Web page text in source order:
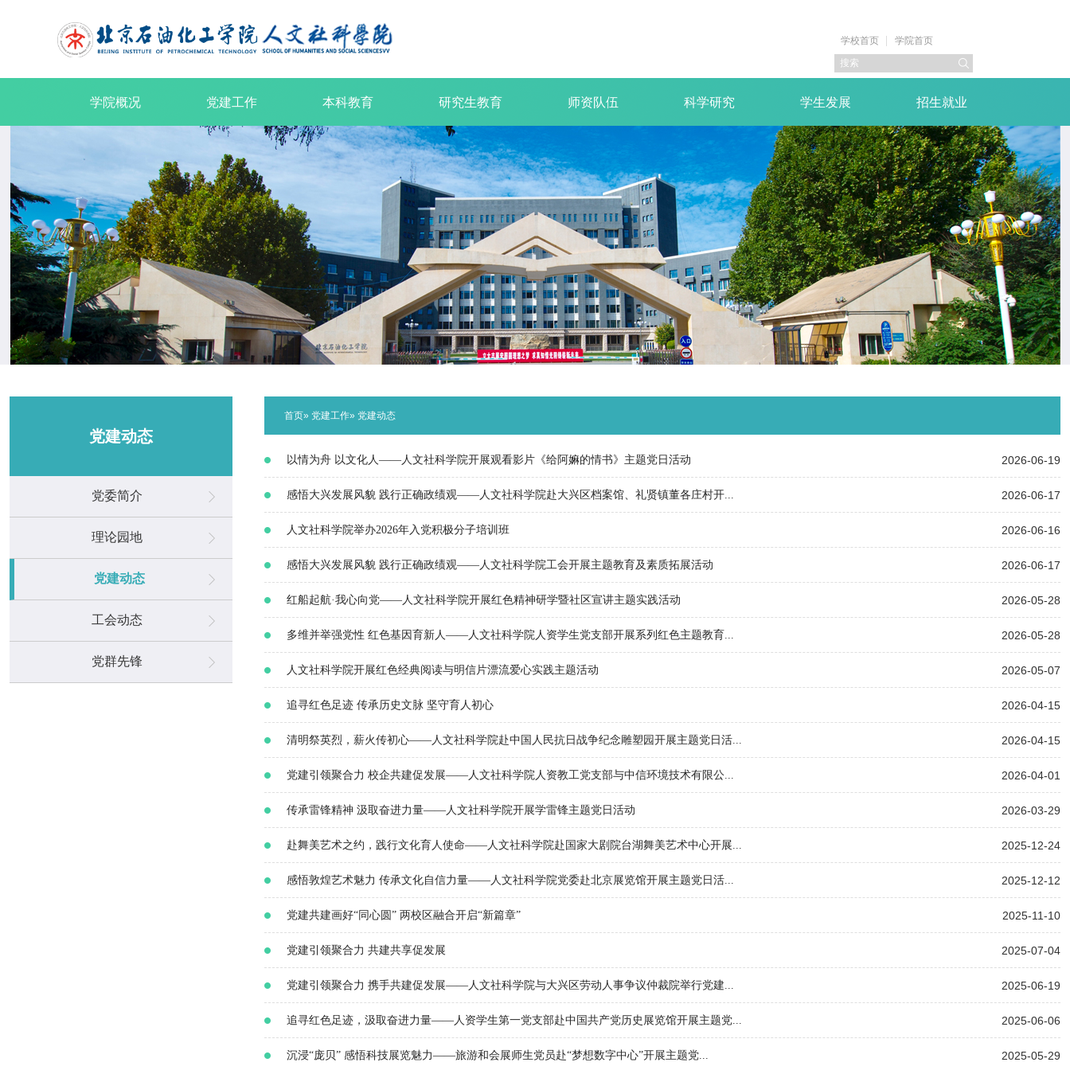
学校首页 学院首页
学院概况 党建工作 本科教育 研究生教育 师资队伍 科学研究 学生发展 招生就业
党建动态
党委简介
理论园地
党建动态
工会动态
党群先锋
首页» 党建工作» 党建动态
以情为舟 以文化人——人文社科学院开展观看影片《给阿嫲的情书》主题党日活动 2026-06-19
感悟大兴发展风貌 践行正确政绩观——人文社科学院赴大兴区档案馆、礼贤镇董各庄村开... 2026-06-17
人文社科学院举办2026年入党积极分子培训班 2026-06-16
感悟大兴发展风貌 践行正确政绩观——人文社科学院工会开展主题教育及素质拓展活动 2026-06-17
红船起航·我心向党——人文社科学院开展红色精神研学暨社区宣讲主题实践活动 2026-05-28
多维并举强党性 红色基因育新人——人文社科学院人资学生党支部开展系列红色主题教育... 2026-05-28
人文社科学院开展红色经典阅读与明信片漂流爱心实践主题活动 2026-05-07
追寻红色足迹 传承历史文脉 坚守育人初心 2026-04-15
清明祭英烈，薪火传初心——人文社科学院赴中国人民抗日战争纪念雕塑园开展主题党日活... 2026-04-15
党建引领聚合力 校企共建促发展——人文社科学院人资教工党支部与中信环境技术有限公... 2026-04-01
传承雷锋精神 汲取奋进力量——人文社科学院开展学雷锋主题党日活动 2026-03-29
赴舞美艺术之约，践行文化育人使命——人文社科学院赴国家大剧院台湖舞美艺术中心开展... 2025-12-24
感悟敦煌艺术魅力 传承文化自信力量——人文社科学院党委赴北京展览馆开展主题党日活... 2025-12-12
党建共建画好“同心圆” 两校区融合开启“新篇章” 2025-11-10
党建引领聚合力 共建共享促发展 2025-07-04
党建引领聚合力 携手共建促发展——人文社科学院与大兴区劳动人事争议仲裁院举行党建... 2025-06-19
追寻红色足迹，汲取奋进力量——人资学生第一党支部赴中国共产党历史展览馆开展主题党... 2025-06-06
沉浸“庞贝” 感悟科技展览魅力——旅游和会展师生党员赴“梦想数字中心”开展主题党... 2025-05-29